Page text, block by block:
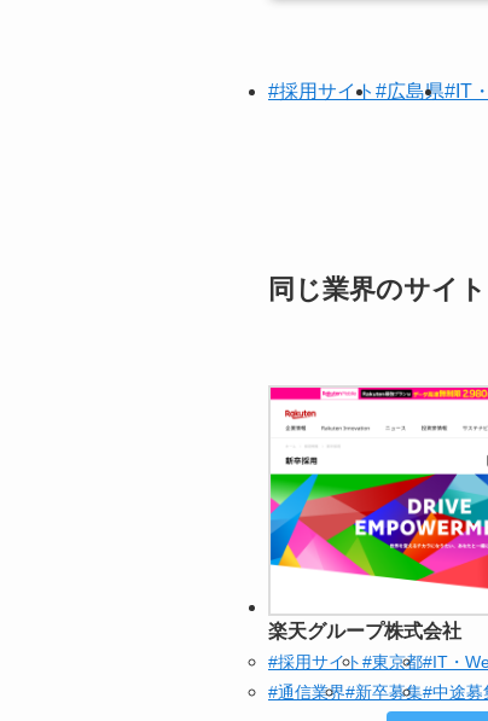
#採用サイト #広島県#IT
同じ業界のサイト
楽天グループ株式会社
#採用サイト#東京都#IT・
#通信業界#新卒募集#中途募